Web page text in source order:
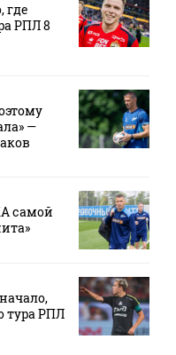
где
РПЛ 8
—
самой
тура РПЛ